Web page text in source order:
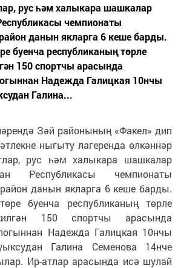
рус һәм халыкара шашкалар
чемпионаты
данын якларга 6 кеше барды.
буенча республиканың төрле
150 спортчы арасында
Надежда Галицкая 10нчы
Галина...
Зәй районының «Факел» дип
ныгыту лагеренда өлкәннәр
рус һәм халыкара шашкалар
Республикасы чемпионаты
район данын якларга 6 кеше барды.
буенча республиканың төрле
150 спортчы арасында
Надежда Галицкая 10нчы
Галина Семенова 14нче
Ир-атлар арасында исә шулай